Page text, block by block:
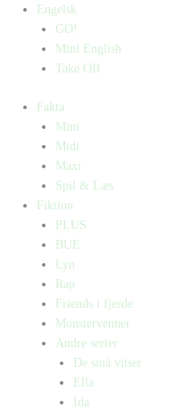
Engelsk
GO!
Mini English
Take Off
Fakta
Mini
Midi
Maxi
Spil & Læs
Fiktion
PLUS
BUE
Lyn
Rap
Friends i fjerde
Monstervenner
Andre serier
De små vitser
Ella
Ida